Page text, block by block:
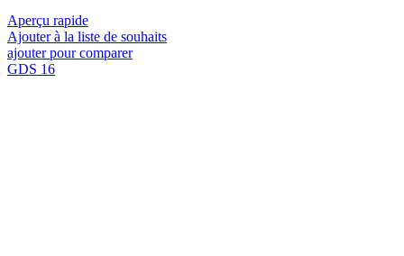
Aperçu rapide
Ajouter à la liste de souhaits
ajouter pour comparer
GDS 16